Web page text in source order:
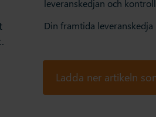
leveranskedjan och
Din framtida leveranskedja
Ladda ner artikeln